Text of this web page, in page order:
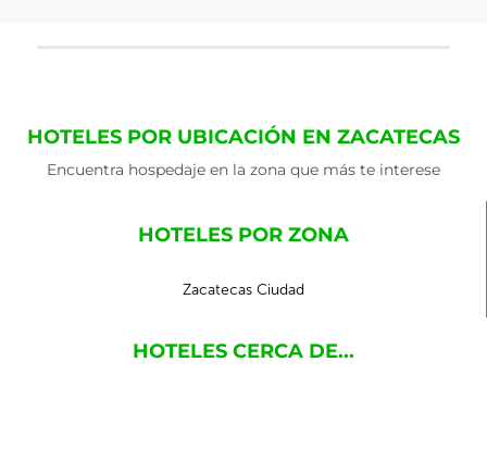
HOTELES POR UBICACIÓN EN ZACATECAS
Encuentra hospedaje en la zona que más te interese
HOTELES POR ZONA
Zacatecas Ciudad
HOTELES CERCA DE...